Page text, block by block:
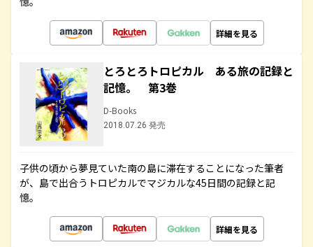
詳細を見る
とろとろトロピカル ある旅の記録と
記憶。 第3巻
D-Books
2018.07.26 発売
子供の頃から夢見ていた南の島に滞在することになった筆者
が、島で出合うトロピカルでマジカルな45日間の記録と記
憶。
詳細を見る